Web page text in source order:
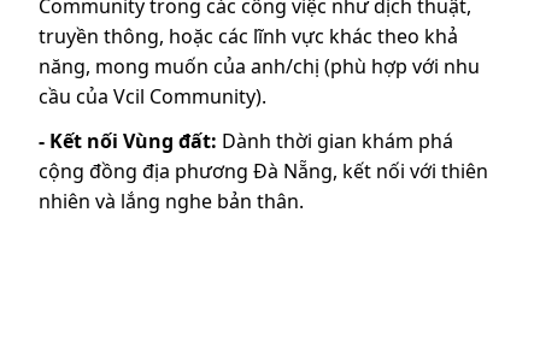
Community trong các công việc như dịch thuật,
truyền thông, hoặc các lĩnh vực khác theo khả
năng, mong muốn của anh/chị (phù hợp với nhu
cầu của Vcil Community).
- Kết nối Vùng đất: Dành thời gian khám phá
cộng đồng địa phương Đà Nẵng, kết nối với thiên
nhiên và lắng nghe bản thân.